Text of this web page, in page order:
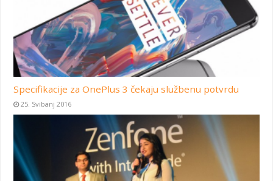
Specifikacije za OnePlus 3 čekaju službenu potvrdu
25. Svibanj 2016